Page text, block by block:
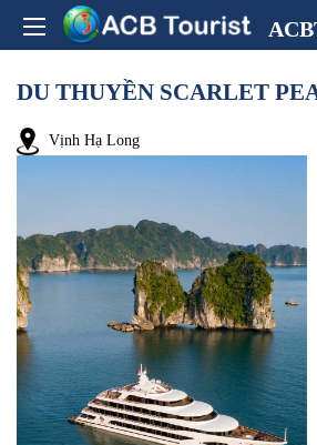
DU THUYỀN SCARLET
Vịnh Hạ Long